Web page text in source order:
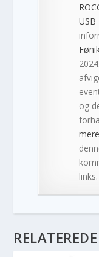
USB
og
links.